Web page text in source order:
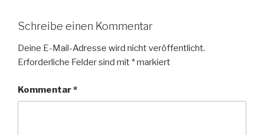
Schreibe einen Kommentar
Deine E-Mail-Adresse wird nicht veröffentlicht.
Erforderliche Felder sind mit *markiert
Kommentar*